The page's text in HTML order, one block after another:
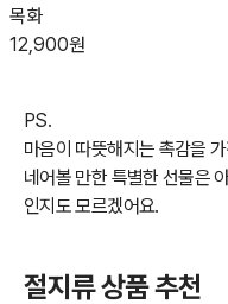
목화
12,900원
PS.
마음이 따뜻해지는 촉감을
네어볼 만한 특별한 선물은
인지도 모르겠어요.
절지류 상품 추천